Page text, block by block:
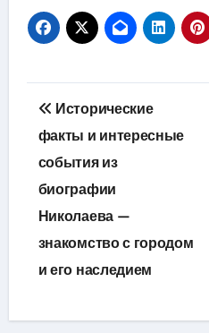
Навигация
по
записям
Исторические
факты и интересные
события из
биографии
Николаева —
знакомство с городом
и его наследием